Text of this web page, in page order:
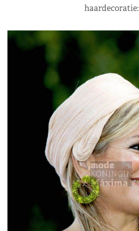
haardecoratie: